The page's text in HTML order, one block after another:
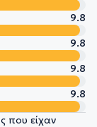
9.8
9.8
9.8
9.8
που είχαν